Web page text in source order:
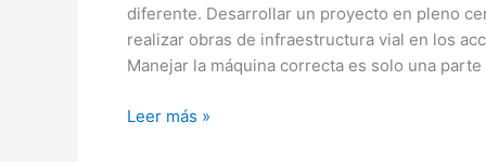
diferente. Desarrollar un proyecto en pleno
realizar obras de infraestructura vial en los
Manejar la máquina correcta es solo una
Leer más »